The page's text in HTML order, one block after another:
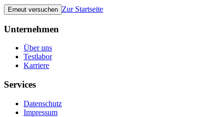
Erneut versuchen Zur Startseite
Unternehmen
Über uns
Testlabor
Karriere
Services
Datenschutz
Impressum